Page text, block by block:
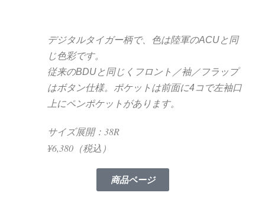
デジタルタイガー柄で、色は陸軍のACUと同
じ色彩です。
従来のBDUと同じくフロント／袖／フラップ
はボタン仕様。ポケットは前面に4コで左袖口
上にペンポケットがあります。
サイズ展開：38R
¥6,380（税込）
商品ページ